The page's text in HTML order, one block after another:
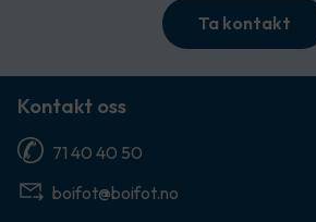
Ta kontakt
Kontakt oss
71 40 40 50
boifot@boifot.no